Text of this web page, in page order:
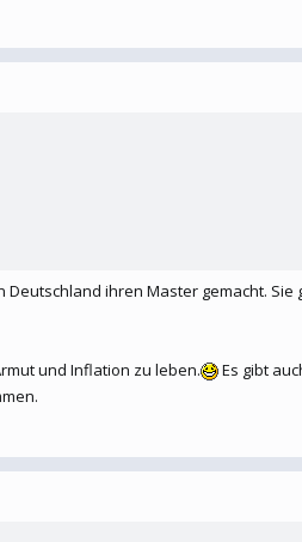
auf​
den kurdisch geprägten Regionen und
ihren Master gemacht.
und Inflation zu leben.
Es gibt